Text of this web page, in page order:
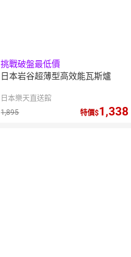
挑戰破盤最低價
日本岩谷超薄型高效能瓦斯爐
日本樂天直送館
1,895
特價 1,338